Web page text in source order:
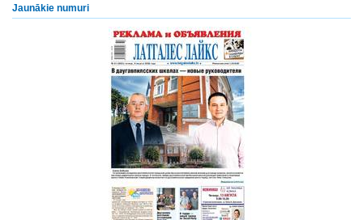
Jaunākie numuri